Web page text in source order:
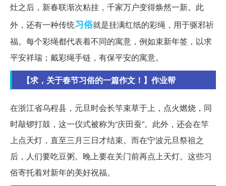
灶之后，新春联渐次粘挂，千家万户变得焕然一新。此
外，还有一种传统习俗就是挂满红纸的彩绳，用于驱邪祈
福。每个彩绳都代表着不同的寓意，例如束新年签，以求
平安祥瑞；戴彩绳手链，有保平安的寓意。
【求，关于春节习俗的一篇作文！】作业帮
在浙江省乌程县，元旦时会长竿束草于上，点火燃烧，同
时敲锣打鼓，这一仪式被称为“庆田蚕”。此外，还会在竿
上点天灯，直至三月三日才结束。而在宁波元旦祭祖之
后，人们要吃豆粥。晚上要在关门前再点上天灯。这些习
俗寄托着对新年的美好祝福。